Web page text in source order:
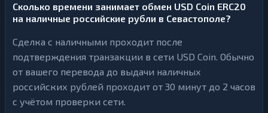
Сколько времени занимает обмен USD Coin ERC20
на наличные российские рубли в Севастополе?
Сделка с наличными проходит после
подтверждения транзакции в сети USD Coin. Обычно
от вашего перевода до выдачи наличных
российских рублей проходит от 30 минут до 2 часов
с учётом проверки сети.